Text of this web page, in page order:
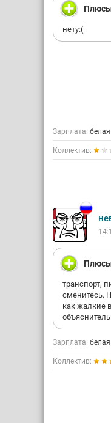
нету:(
Зарплата: белая
Коллектив:
транспорт,
сменитесь.
как жалкие
Зарплата: белая
Коллектив: